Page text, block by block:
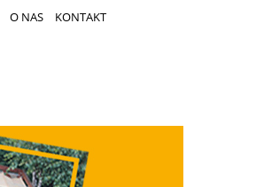
O NAS KONTAKT